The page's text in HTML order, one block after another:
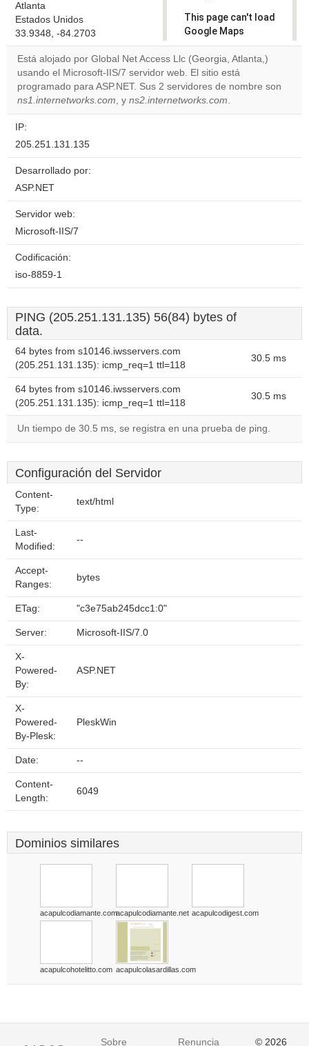
Atlanta
Estados Unidos
33.9348, -84.2703
This page can't load
Google Maps
correctly.
Do you
own this
website?
OK
Está alojado por Global Net Access Llc (Georgia, Atlanta,)
usando el Microsoft-IIS/7 servidor web. El sitio está
programado para ASP.NET. Sus 2 servidores de nombre son
ns1.internetworks.com, y ns2.internetworks.com.
IP:
205.251.131.135
Desarrollado por:
ASP.NET
Servidor web:
Microsoft-IIS/7
Codificación:
iso-8859-1
PING (205.251.131.135) 56(84) bytes of
data.
64 bytes from s10146.iwsservers.com
(205.251.131.135): icmp_req=1 ttl=118
30.5 ms
64 bytes from s10146.iwsservers.com
(205.251.131.135): icmp_req=1 ttl=118
30.5 ms
Un tiempo de 30.5 ms, se registra en una prueba de ping.
Configuración del Servidor
Content-
Type:
text/html
Last-
Modified:
--
Accept-
Ranges:
bytes
ETag: "c3e75ab245dcc1:0"
Server: Microsoft-IIS/7.0
X-
Powered-
By:
ASP.NET
X-
Powered-
By-Plesk:
PleskWin
Date: --
Content-
Length:
6049
Dominios similares
acapulcodiamante.comacapulcodiamante.net acapulcodigest.com
acapulcohotelitto.com acapulcolasardillas.com
Sobre Renuncia © 2026